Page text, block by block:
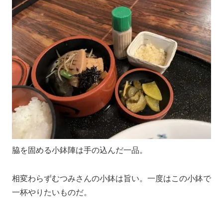
脇を固める小鉢陣は手の込んだ一品。
相変わらずむつみさんの小鉢は旨い。一度はこの小鉢で
一杯やりたいものだ。